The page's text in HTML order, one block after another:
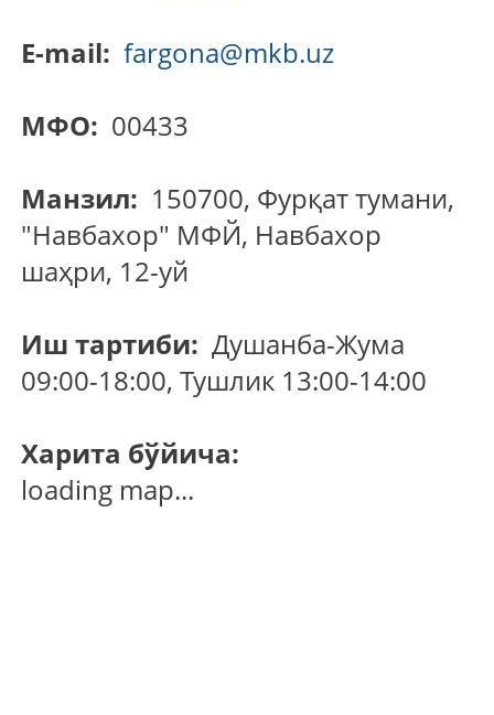
E-mail: fargona@mkb.uz
МФО: 00433
Манзил: 150700, Фурқат тумани,
"Навбахор" МФЙ, Навбахор
шаҳри, 12-уй
Иш тартиби: Душанба-Жума
09:00-18:00, Тушлик 13:00-14:00
Харита бўйича:
loading map...